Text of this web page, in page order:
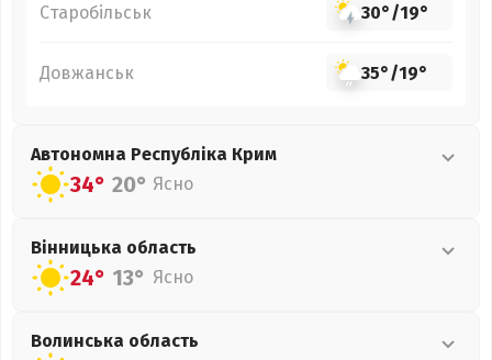
Старобільськ 30°/19°
Довжанськ 35°/19°
Автономна Республіка Крим
34° 20° Ясно
Вінницька область
24° 13° Ясно
Волинська область